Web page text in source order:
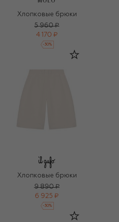
Хлопковые брюки
5 960 ₽
4 170 ₽
-30%
Хлопковые брюки
9 890 ₽
6 925 ₽
-30%